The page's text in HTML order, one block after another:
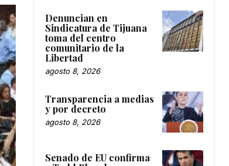
Denuncian en
Sindicatura de Tijuana
toma del centro
comunitario de la
Libertad
agosto 8, 2026
Transparencia a medias
y por decreto
agosto 8, 2026
Senado de EU confirma